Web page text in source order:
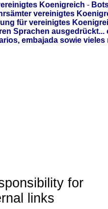
Koenigreich -
vereinigtes
für vereinigtes
Sprachen
embajada sowie vieles
for
links